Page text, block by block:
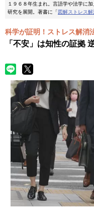
１９６８年生まれ。言語学や法学に
研究を展開。著書に「 図解ストレス
科学が証明！ストレス解消
「不安」は知性の証拠